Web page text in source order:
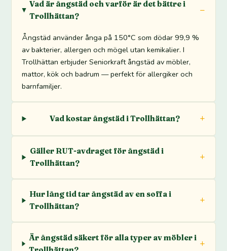
Vad är ångstäd och varför är det bättre i
Trollhättan?
Ångstäd använder ånga på 150°C som dödar 99,9 %
av bakterier, allergen och mögel utan kemikalier. I
Trollhättan erbjuder Seniorkraft ångstäd av möbler,
mattor, kök och badrum — perfekt för allergiker och
barnfamiljer.
Vad kostar ångstäd i Trollhättan?
Gäller RUT-avdraget för ångstäd i
Trollhättan?
Hur lång tid tar ångstäd av en soffa i
Trollhättan?
Är ångstäd säkert för alla typer av möbler i